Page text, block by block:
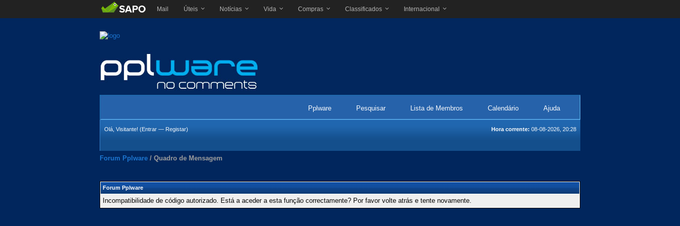
Mail Úteis Notícias Vida Compras Classificados Internacional
Pplware Pesquisar Lista de Membros Calendário Ajuda
Hora corrente: 08-08-2026, 20:28
Olá, Visitante! (Entrar — Registar)
Forum Pplware / Quadro de Mensagem
Forum Pplware
Incompatibilidade de código autorizado. Está a aceder a esta função correctamente? Por favor volte atrás e tente novamente.